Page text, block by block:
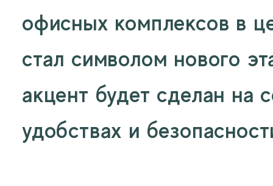
офисных комплексов в
стал символом нового
акцент будет сделан на
удобствах и